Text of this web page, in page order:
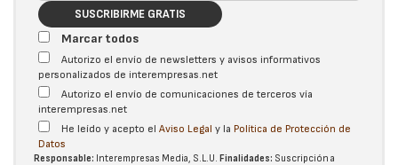
SUSCRIBIRME GRATIS
Marcar todos
Autorizo el envío de newsletters y avisos informativos
personalizados de interempresas.net
Autorizo el envío de comunicaciones de terceros vía
interempresas.net
He leído y acepto el Aviso Legal y la Política de Protección de
Datos
Responsable: Interempresas Media, S.L.U. Finalidades: Suscripción a